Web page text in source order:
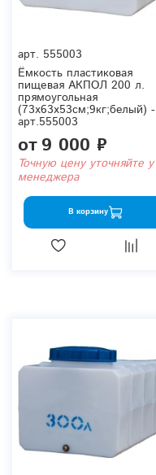
арт. 555003
Ёмкость пластиковая
пищевая АКПОЛ 200 л.
прямоугольная
(73x63x53см;9кг;белый) -
арт.555003
от9 000 ₽
Точную цену уточняйте у
менеджера
В корзину